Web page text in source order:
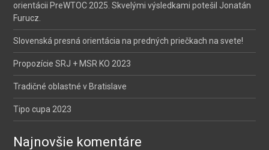
orientácii PreWTOC 2025. Skvelými výsledkami potešil Jonatán
Furucz.
Slovenská presná orientácia na predných priečkach na svete!
Propozície SRJ + MSR KO 2023
Tradičné oblastné v Bratislave
Tipo cupa 2023
Najnovšie komentáre